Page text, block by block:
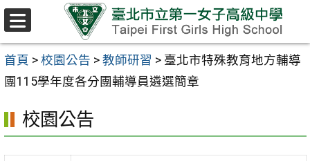
跳至主要內容區
首頁 > 校園公告 > 教師研習 > 臺北市特殊教育地方輔導
團115學年度各分團輔導員遴選簡章
校園公告
選
單